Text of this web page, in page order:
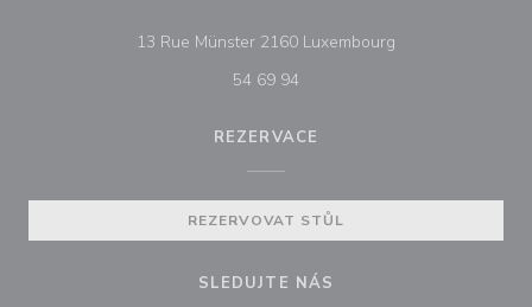
13 Rue Münster 2160 Luxembourg
54 69 94
REZERVACE
REZERVOVAT STŮL
SLEDUJTE NÁS